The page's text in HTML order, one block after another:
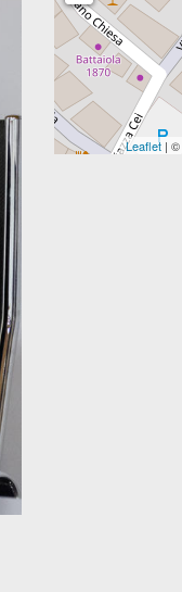
Leaflet | ©